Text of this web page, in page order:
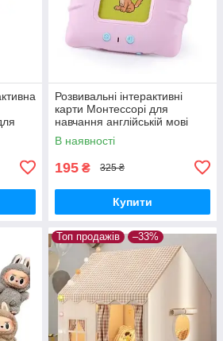
Розвивальні інтерактивні
карти Монтессорі для
навчання англійській мові
Рожевий
В наявності
195 ₴ 325 ₴
Купити
Топ продажів –33%